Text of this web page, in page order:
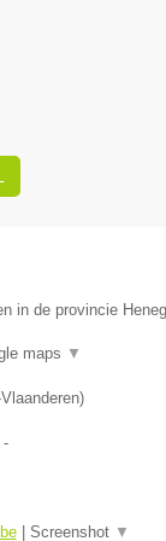
in de provincie
maps ▼
)
-
| Screenshot ▼